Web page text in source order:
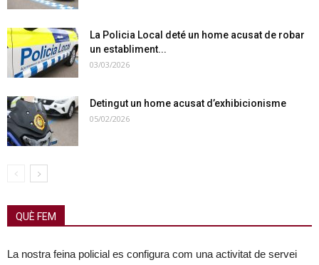
La Policia Local deté un home acusat de robar
un establiment...
03/03/2026
Detingut un home acusat d’exhibicionisme
05/02/2026
QUÈ FEM
La nostra feina policial es configura com una activitat de servei